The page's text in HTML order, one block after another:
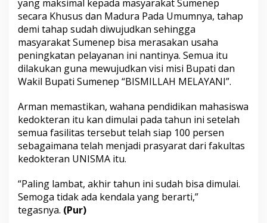
yang maksimal kepada masyarakat Sumenep
secara Khusus dan Madura Pada Umumnya, tahap
demi tahap sudah diwujudkan sehingga
masyarakat Sumenep bisa merasakan usaha
peningkatan pelayanan ini nantinya. Semua itu
dilakukan guna mewujudkan visi misi Bupati dan
Wakil Bupati Sumenep “BISMILLAH MELAYANI”.
Arman memastikan, wahana pendidikan mahasiswa
kedokteran itu kan dimulai pada tahun ini setelah
semua fasilitas tersebut telah siap 100 persen
sebagaimana telah menjadi prasyarat dari fakultas
kedokteran UNISMA itu.
“Paling lambat, akhir tahun ini sudah bisa dimulai.
Semoga tidak ada kendala yang berarti,”
tegasnya. (Pur)